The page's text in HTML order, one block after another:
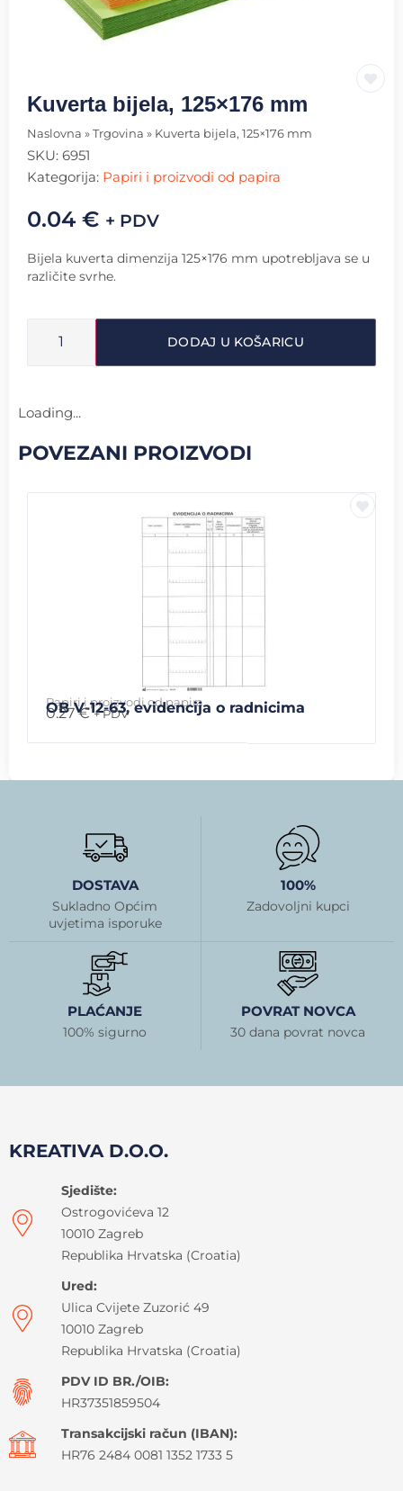
Kuverta bijela, 125×176 mm
Naslovna » Trgovina » Kuverta bijela, 125×176 mm
SKU: 6951
Kategorija: Papiri i proizvodi od papira
0.04 € + PDV
Bijela kuverta dimenzija 125×176 mm upotrebljava se u
različite svrhe.
DODAJ U KOŠARICU
Loading...
POVEZANI PROIZVODI
Papiri i proizvodi od papira
OB V-12-63, evidencija o radnicima
0.27€ + PDV
DOSTAVA
Sukladno Općim
uvjetima isporuke
100%
Zadovoljni kupci
PLAĆANJE
100% sigurno
POVRAT NOVCA
30 dana povrat novca
KREATIVA D.O.O.
Sjedište:
Ostrogovićeva 12
10010 Zagreb
Republika Hrvatska (Croatia)
Ured:
Ulica Cvijete Zuzorić 49
10010 Zagreb
Republika Hrvatska (Croatia)
PDV ID BR./OIB:
HR37351859504
Transakcijski račun (IBAN):
HR76 2484 0081 1352 1733 5